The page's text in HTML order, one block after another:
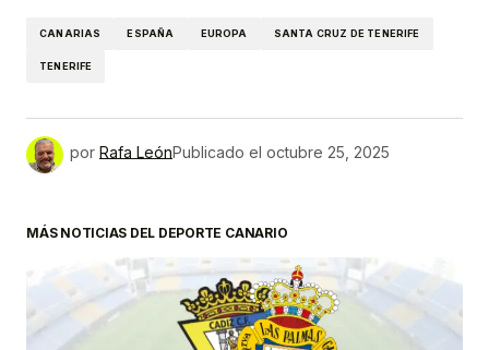
CANARIAS ESPAÑA EUROPA SANTA CRUZ DE TENERIFE
TENERIFE
por Rafa LeónPublicado el octubre 25, 2025
MÁS NOTICIAS DEL DEPORTE CANARIO